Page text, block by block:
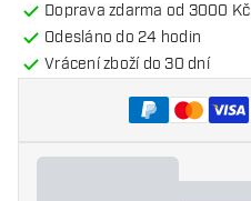
Doprava zdarma od 3000 Kč
Odesláno do 24 hodin
Vrácení zboží do 30 dní